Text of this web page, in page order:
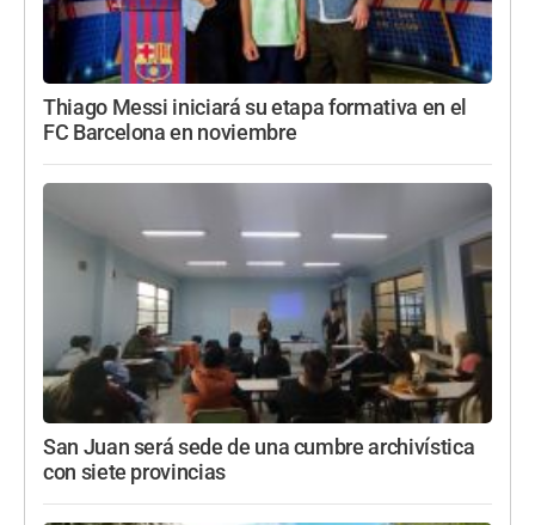
Thiago Messi iniciará su etapa formativa en el
FC Barcelona en noviembre
San Juan será sede de una cumbre archivística
con siete provincias